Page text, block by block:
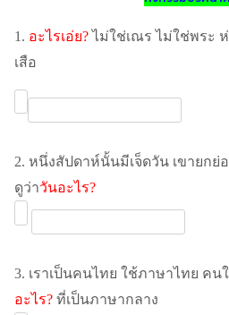
1. อะไรเอ่ย?ไม่ใช่เณร ไม่ใช่พระ
เสือ
2. หนึ่งสัปดาห์นั้นมีเจ็ดวัน เขายก
ดูว่าวันอะไร?
3. เราเป็นคนไทย ใช้ภาษาไทย คน
อะไร? ที่เป็นภาษากลาง